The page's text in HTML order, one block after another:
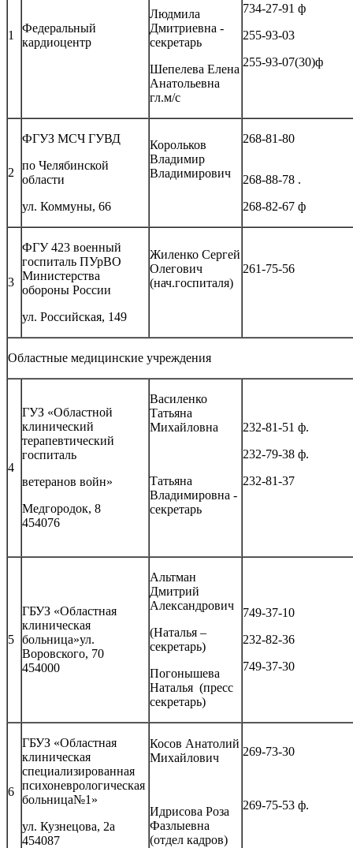
1
Федеральный
кардиоцентр
Людмила
Дмитриевна -
секретарь
Шепелева Елена
Анатольевна
гл.м/с
734-27-91 ф
255-93-03
255-93-07(30)ф
2
ФГУЗ МСЧ ГУВД
по Челябинской
области
ул. Коммуны, 66
Корольков
Владимир
Владимирович
268-88-78 .
268-82-67 ф
3
ФГУ 423 военный
госпиталь ПУрВО
Министерства
обороны России
ул. Российская, 149
Жиленко Сергей
Олегович
(нач.госпиталя)
261-75-56
Областные медицинские учреждения
4
ГУЗ «Областной
клинический
терапевтический
госпиталь
ветеранов войн»
Медгородок, 8
454076
Василенко
Татьяна
Михайловна
Татьяна
Владимировна -
секретарь
232-81-51 ф.
232-79-38 ф.
232-81-37
5
ГБУЗ «Областная
клиническая
больница»ул.
Воровского, 70
454000
Альтман
Дмитрий
Александрович
(Наталья –
секретарь)
Погонышева
Наталья (пресс
секретарь)
749-37-10
232-82-36
749-37-30
6
ГБУЗ «Областная
клиническая
специализированная
психоневрологическая
больница№1»
ул. Кузнецова, 2а
454087
Косов Анатолий
Михайлович
Идрисова Роза
Фазлыевна
(отдел кадров)
269-73-30
269-75-53 ф.